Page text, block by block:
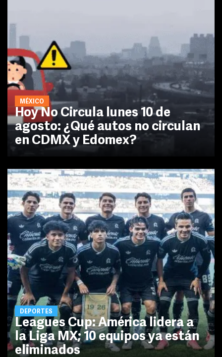
MÉXICO
Hoy No Circula lunes 10 de
agosto: ¿Qué autos no circulan
en CDMX y Edomex?
DEPORTES
Leagues Cup: América lidera a
la Liga MX; 10 equipos ya están
eliminados